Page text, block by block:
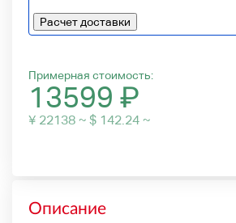
Расчет доставки
Примерная стоимость:
13599 ₽
¥ 22138 ~ $ 142.24 ~
Описание